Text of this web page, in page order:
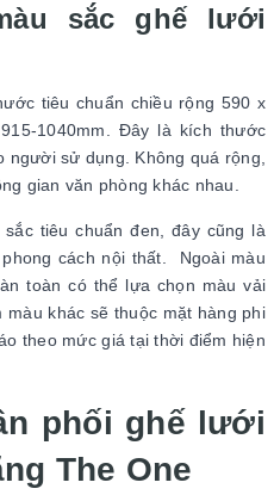
sắc ghế lưới
tiêu chuẩn chiều rộng 590 x
1040mm. Đây là kích thước
người sử dụng. Không quá rộng,
gian văn phòng khác nhau.
tiêu chuẩn đen, đây cũng là
cách nội thất. Ngoài màu
toàn có thể lựa chọn màu vải
khác sẽ thuộc mặt hàng phi
theo mức giá tại thời điểm hiện
phối ghế lưới
The One